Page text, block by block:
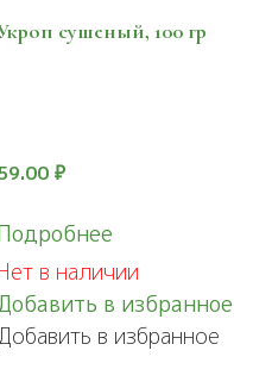
сушеный, 100 гр
₽
в наличии
в избранное
в избранное